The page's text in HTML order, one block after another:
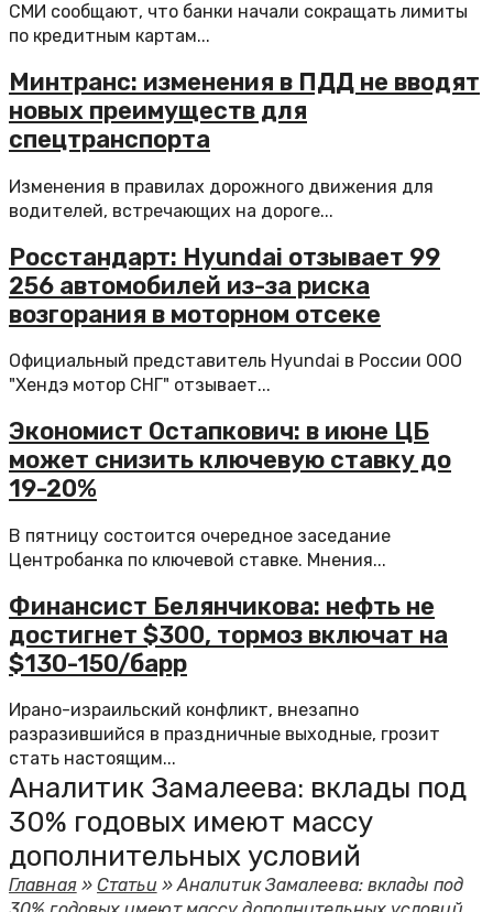
СМИ сообщают, что банки начали сокращать лимиты
по кредитным картам...
Минтранс: изменения в ПДД не вводят
новых преимуществ для
спецтранспорта
Изменения в правилах дорожного движения для
водителей, встречающих на дороге...
Росстандарт: Hyundai отзывает 99
256 автомобилей из-за риска
возгорания в моторном отсеке
Официальный представитель Hyundai в России ООО
"Хендэ мотор СНГ" отзывает...
Экономист Остапкович: в июне ЦБ
может снизить ключевую ставку до
19-20%
В пятницу состоится очередное заседание
Центробанка по ключевой ставке. Мнения...
Финансист Белянчикова: нефть не
достигнет $300, тормоз включат на
$130-150/барр
Ирано-израильский конфликт, внезапно
разразившийся в праздничные выходные, грозит
стать настоящим...
Аналитик Замалеева: вклады под
30% годовых имеют массу
дополнительных условий
Главная»Статьи »Аналитик Замалеева: вклады под